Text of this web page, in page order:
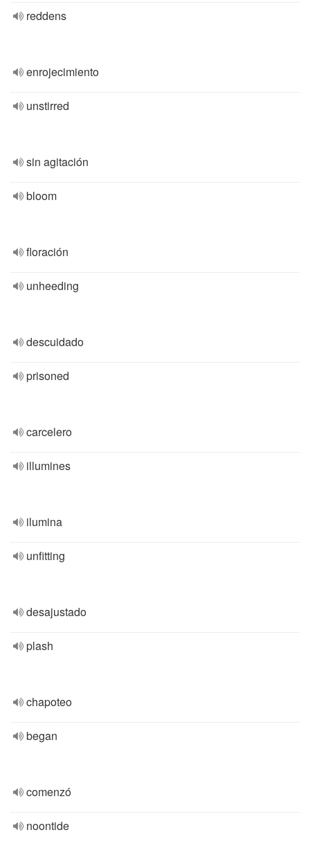
reddens
enrojecimiento
unstirred
sin agitación
bloom
floración
unheeding
descuidado
prisoned
carcelero
illumines
ilumina
unfitting
desajustado
plash
chapoteo
began
comenzó
noontide